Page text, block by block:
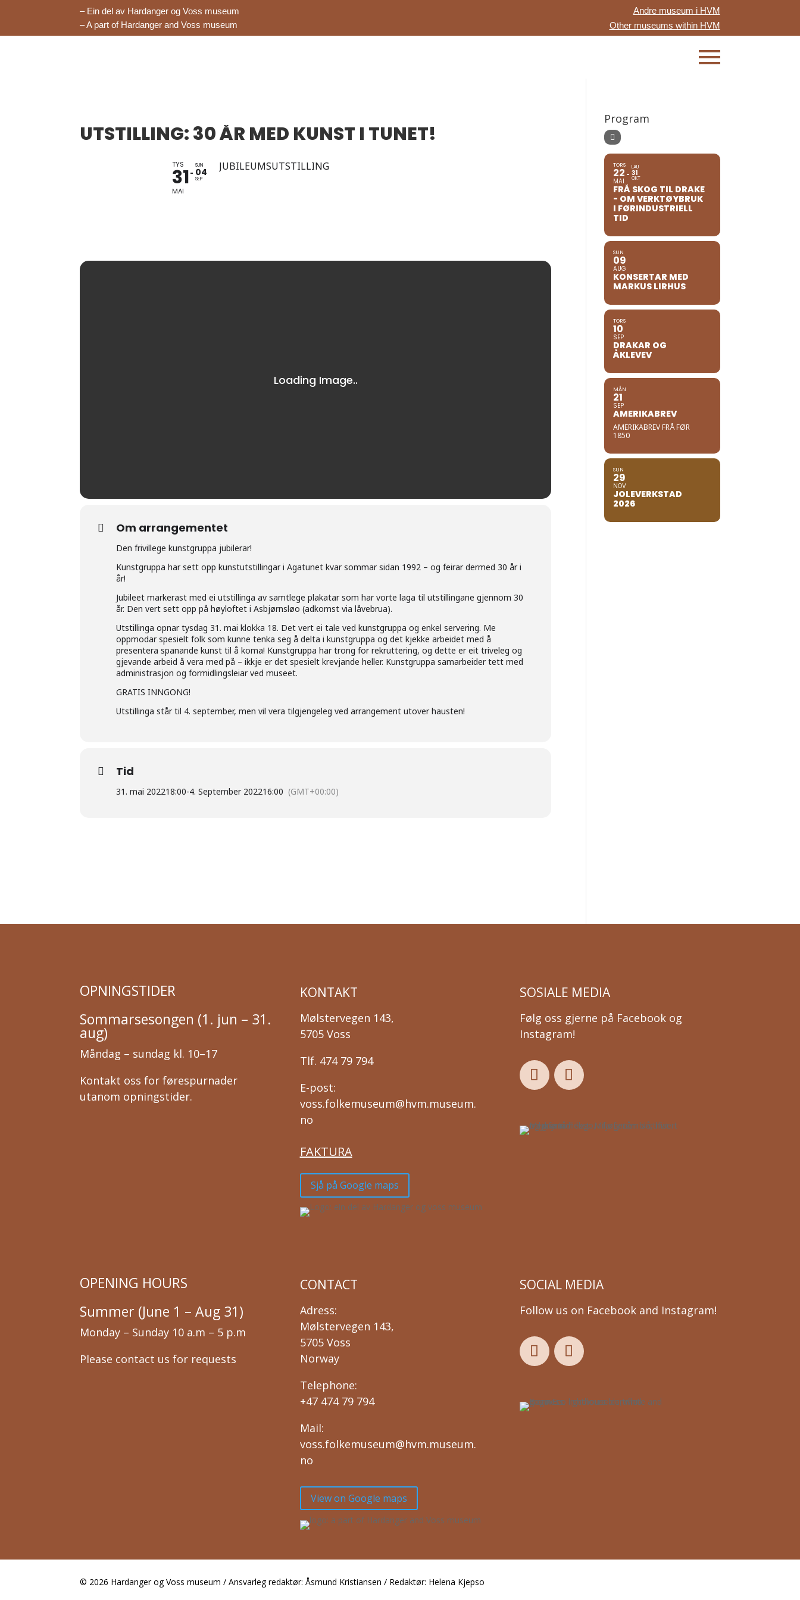
– Ein del av Hardanger og Voss museum
– A part of Hardanger and Voss museum
Andre museum i HVM
Other museums within HVM
UTSTILLING: 30 ÅR MED KUNST I TUNET!
TYS
31
MAI
SUN
04
SEP
JUBILEUMSUTSTILLING
Om arrangementet
Den frivillege kunstgruppa jubilerar!
Kunstgruppa har sett opp kunstutstillingar i Agatunet kvar sommar sidan 1992 – og feirar dermed 30 år i
år!
Jubileet markerast med ei utstillinga av samtlege plakatar som har vorte laga til utstillingane gjennom 30
år. Den vert sett opp på høyloftet i Asbjørnsløo (adkomst via låvebrua).
Utstillinga opnar tysdag 31. mai klokka 18. Det vert ei tale ved kunstgruppa og enkel servering. Me
oppmodar spesielt folk som kunne tenka seg å delta i kunstgruppa og det kjekke arbeidet med å
presentera spanande kunst til å koma! Kunstgruppa har trong for rekruttering, og dette er eit triveleg og
gjevande arbeid å vera med på – ikkje er det spesielt krevjande heller. Kunstgruppa samarbeider tett med
administrasjon og formidlingsleiar ved museet.
GRATIS INNGONG!
Utstillinga står til 4. september, men vil vera tilgjengeleg ved arrangement utover hausten!
Tid
31. mai 202218:00-4. September 202216:00 (GMT+00:00)
Program
TORS
22
MAI
LAU
31
OKT
FRÅ SKOG TIL DRAKE
- OM VERKTØYBRUK
I FØRINDUSTRIELL
TID
SUN
09
AUG
KONSERTAR MED
MARKUS LIRHUS
TORS
10
SEP
DRAKAR OG
ÅKLEVEV
MÅN
21
SEP
AMERIKABREV
AMERIKABREV FRÅ FØR
1850
SUN
29
NOV
JOLEVERKSTAD
2026
OPNINGSTIDER
Sommarsesongen (1. jun – 31.
aug)
Måndag – sundag kl. 10–17
Kontakt oss for førespurnader
utanom opningstider.
KONTAKT
Mølstervegen 143,
5705 Voss
Tlf. 474 79 794
E-post:
voss.folkemuseum@hvm.museum.
no
FAKTURA
Sjå på Google maps
SOSIALE MEDIA
Følg oss gjerne på Facebook og
Instagram!
OPENING HOURS
Summer (June 1 – Aug 31)
Monday – Sunday 10 a.m – 5 p.m
Please contact us for requests
CONTACT
Adress:
Mølstervegen 143,
5705 Voss
Norway
Telephone:
+47 474 79 794
Mail:
voss.folkemuseum@hvm.museum.
no
View on Google maps
SOCIAL MEDIA
Follow us on Facebook and Instagram!
© 2026 Hardanger og Voss museum / Ansvarleg redaktør: Åsmund Kristiansen / Redaktør: Helena Kjepso